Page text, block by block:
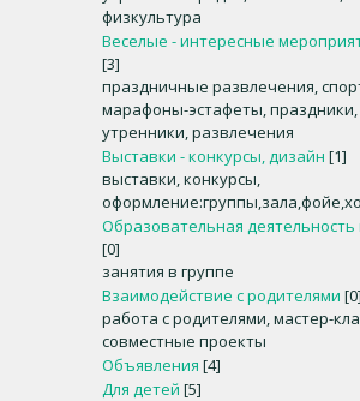
физкультура
Веселые - интересные
[3]
праздничные развлечения,
марафоны-эстафеты, праздники,
утренники, развлечения
Выставки - конкурсы, дизайн [1]
выставки, конкурсы,
Образовательная деятельность
[0]
занятия в группе
Взаимодействие с родителями [0]
работа с родителями, мастер-
совместные проекты
Объявления [4]
Для детей [5]